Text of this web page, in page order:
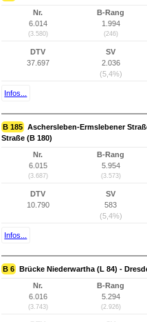
Nr.
6.014
(3.580)
B-Rang
1.994
(246)
DTV
37.697
SV
2.036
(5,4%)
Infos...
B 185 Aschersleben-Ermslebener
Straße (B 180)
Nr.
6.015
(3.687)
B-Rang
5.954
(3.573)
DTV
10.790
SV
583
(5,4%)
Infos...
B 6 Brücke Niederwartha (L 84) -
Nr.
6.016
(3.743)
B-Rang
5.294
(2.926)